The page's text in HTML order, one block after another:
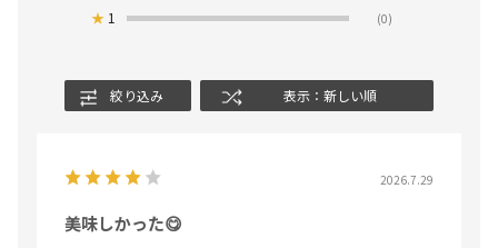
★ 1 (0)
絞り込み 表示：新しい順
2026.7.29
美味しかった😋